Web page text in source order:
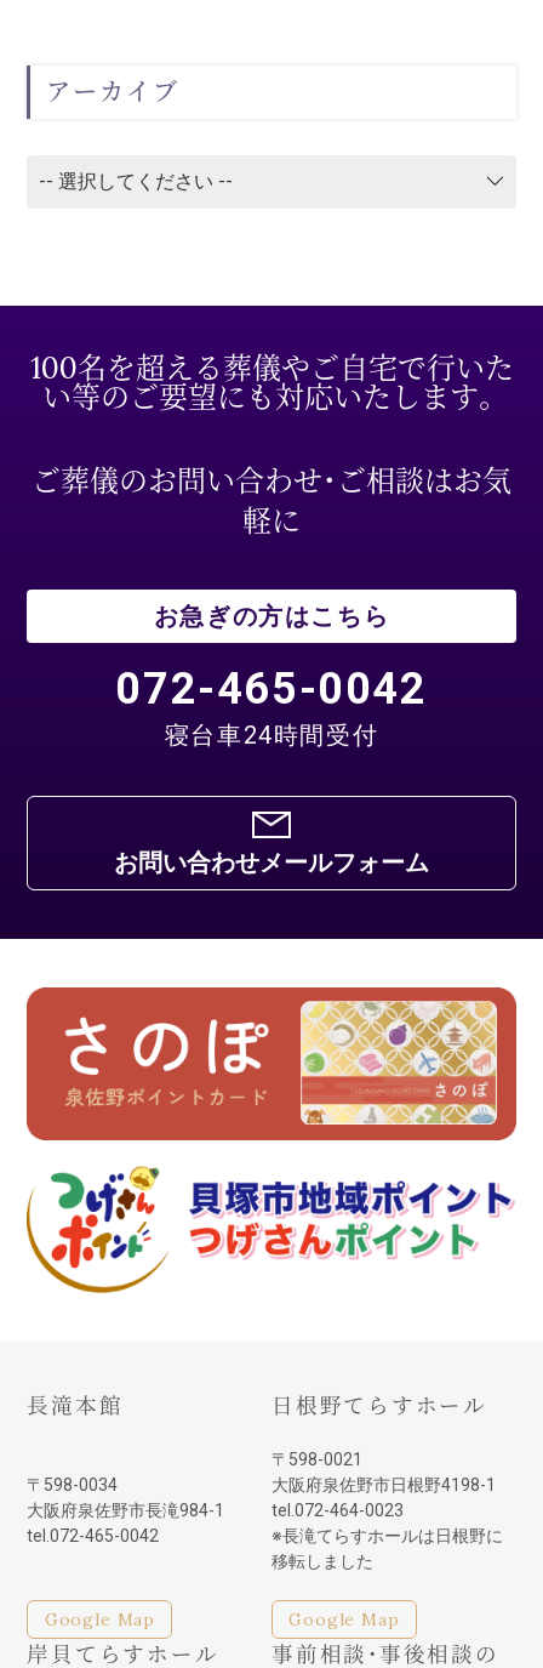
アーカイブ
100名を超える葬儀やご自宅で行いた
い等のご要望にも対応いたします。
ご葬儀のお問い合わせ・ご相談はお気
軽に
お急ぎの方はこちら
072-465-0042
寝台車24時間受付
お問い合わせメールフォーム
長滝本館
〒598-0034
大阪府泉佐野市長滝984-1
tel.072-465-0042
Google Map
日根野てらすホール
〒598-0021
大阪府泉佐野市日根野4198-1
tel.072-464-0023
※長滝てらすホールは日根野に
移転しました
Google Map
岸貝てらすホール 事前相談・事後相談の